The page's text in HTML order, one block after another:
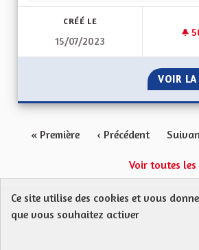
CRÉÉ LE
15/07/2023
VOIR LA
« Première ‹ Précédent
Voir toutes
Protection des Données
Ce site utilise des cookies et vous
que vous souhaitez activer